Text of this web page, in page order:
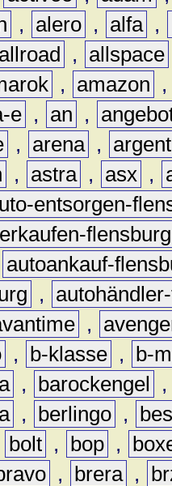
, alero , alfa ,
allroad , allspace
, amazon
e , an ,
, arena ,
, astra , asx ,
entsorgen-
flensburg
autoankauf-
,
,
, b-klasse ,
b-
, barockengel
, berlingo ,
bolt , bop ,
, brera ,